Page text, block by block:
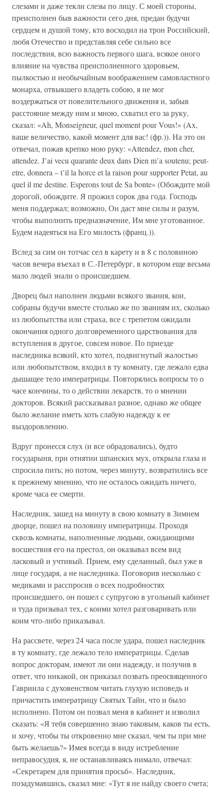
слезами и даже текли слезы по лицу. С моей стороны,
преисполнен быв важности сего дня, предан будучи
сердцем и душой тому, кто восходил на трон Российский,
любя Отечество и представляя себе сильно все
последствия, всю важность первого шага, всякое оного
влияние на чувства преисполненного здоровьем,
пылкостью и необычайным воображением самовластного
монарха, отвыкшего владеть собою, я не мог
воздержаться от повелительного движения и, забыв
расстояние между ним и мною, схватил его за руку,
сказал: «Ah, Monseigneur, quel moment pour Vous!» (Ax,
ваше величество, какой момент для вас! (фр.)). На это он
отвечал, пожав крепко мою руку: «Attendez, mon cher,
attendez. J’ai vecu quarante deux dans Dien m’a soutenu; peut-
etre, donnera – t’il la horce et la raison pour supporter Petat, au
quel il me destine. Esperons tout de Sa bonte» (Обождите мой
дорогой, обождите. Я прожил сорок два года. Господь
меня поддержал; возможно, Он даст мне силы и разум,
чтобы выполнить предназначение, Им мне уготованное.
Будем надеяться на Его милость (франц.)).
Вслед за сим он тотчас сел в карету и в 8 с половиною
часов вечера въехал в С.-Петербург, в котором еще весьма
мало людей знали о происшедшем.
Дворец был наполнен людьми всякого звания, кои,
собраны будучи вместе столько же по званиям их, сколько
из любопытства или страха, все с трепетом ожидали
окончания одного долговременного царствования для
вступления в другое, совсем новое. По приезде
наследника всякий, кто хотел, подвигнутый жалостью
или любопытством, входил в ту комнату, где лежало едва
дышащее тело императрицы. Повторялись вопросы то о
часе кончины, то о действии лекарств, то о мнении
докторов. Всякий рассказывал разное, однако же общее
было желание иметь хоть слабую надежду к ее
выздоровлению.
Вдруг пронесся слух (и все обрадовались), будто
государыня, при отнятии шпанских мух, открыла глаза и
спросила пить; но потом, через минуту, возвратились все
к прежнему мнению, что не осталось ожидать ничего,
кроме часа ее смерти.
Наследник, зашед на минуту в свою комнату в Зимнем
дворце, пошел на половину императрицы. Проходя
сквозь комнаты, наполненные людьми, ожидающими
восшествия его на престол, он оказывал всем вид
ласковый и учтивый. Прием, ему сделанный, был уже в
лице государя, а не наследника. Поговорив несколько с
медиками и расспросив о всех подробностях
происшедшего, он пошел с супругою в угольный кабинет
и туда призывал тех, с коими хотел разговаривать или
коим что-либо приказывал.
На рассвете, через 24 часа после удара, пошел наследник
в ту комнату, где лежало тело императрицы. Сделав
вопрос докторам, имеют ли они надежду, и получив в
ответ, что никакой, он приказал позвать преосвященного
Гавриила с духовенством читать глухую исповедь и
причастить императрицу Святых Тайн, что и было
исполнено. Потом он позвал меня в кабинет и изволил
сказать: «Я тебя совершенно знаю таковым, каков ты есть,
и хочу, чтобы ты откровенно мне сказал, чем ты при мне
быть желаешь?» Имея всегда в виду истребление
неправосудия, я, не останавливаясь нимало, отвечал:
«Секретарем для принятия просьб». Наследник,
позадумавшись, сказал мне: «Тут я не найду своего счета;